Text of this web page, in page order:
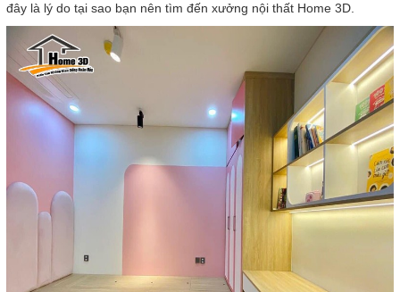
đây là lý do tại sao bạn nên tìm đến xưởng nội thất Home 3D.